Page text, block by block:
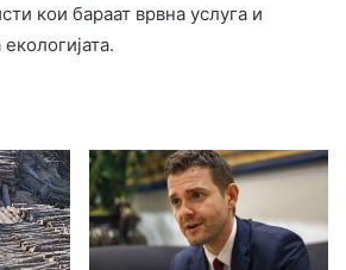
кои бараат врвна услуга и